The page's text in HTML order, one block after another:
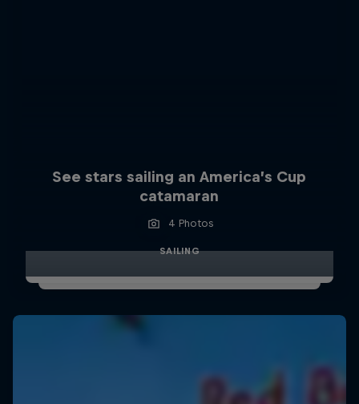
See stars sailing an America’s Cup
catamaran
4 Photos
SAILING